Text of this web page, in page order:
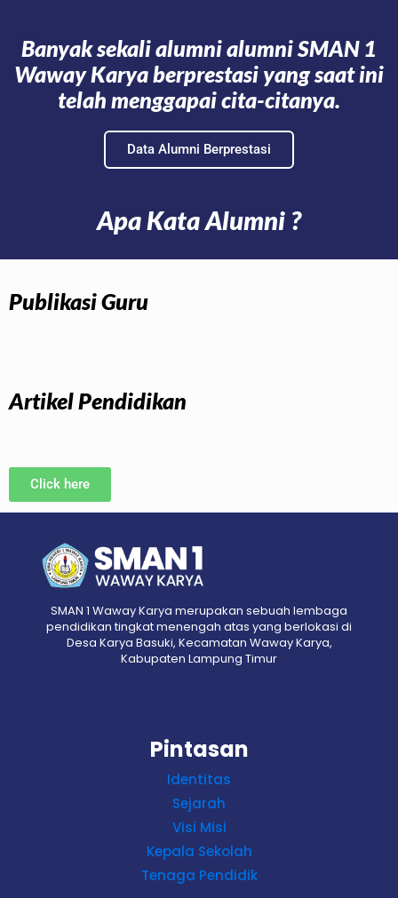
Banyak sekali alumni alumni SMAN 1
Waway Karya berprestasi yang saat ini
telah menggapai cita-citanya.
Data Alumni Berprestasi
Apa Kata Alumni ?
Publikasi Guru
Artikel Pendidikan
Click here
SMAN 1 Waway Karya merupakan sebuah lembaga
pendidikan tingkat menengah atas yang berlokasi di
Desa Karya Basuki, Kecamatan Waway Karya,
Kabupaten Lampung Timur
Pintasan
Identitas
Sejarah
Visi Misi
Kepala Sekolah
Tenaga Pendidik